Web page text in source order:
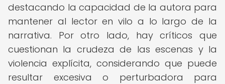
destacando la capacidad de la autora para
mantener al lector en vilo a lo largo de la
narrativa. Por otro lado, hay críticos que
cuestionan la crudeza de las escenas y la
violencia explícita, considerando que puede
resultar excesiva o perturbadora para